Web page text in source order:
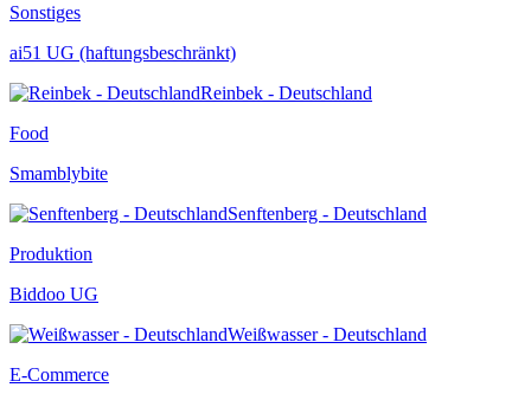
Sonstiges
ai51 UG (haftungsbeschränkt)
Reinbek - Deutschland
Food
Smamblybite
Senftenberg - Deutschland
Produktion
Biddoo UG
Weißwasser - Deutschland
E-Commerce